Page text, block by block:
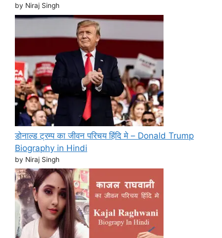
by Niraj Singh
डोनाल्ड ट्रम्प का जीवन परिचय हिंदि मे – Donald Trump
Biography in Hindi
by Niraj Singh